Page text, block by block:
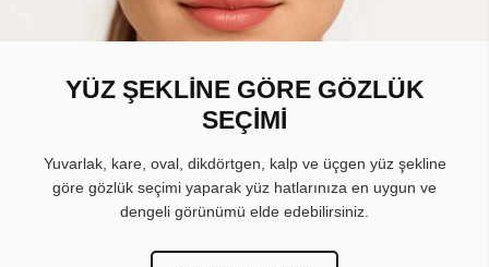
YÜZ ŞEKLİNE GÖRE GÖZLÜK
SEÇİMİ
Yuvarlak, kare, oval, dikdörtgen, kalp ve üçgen yüz şekline
göre gözlük seçimi yaparak yüz hatlarınıza en uygun ve
dengeli görünümü elde edebilirsiniz.